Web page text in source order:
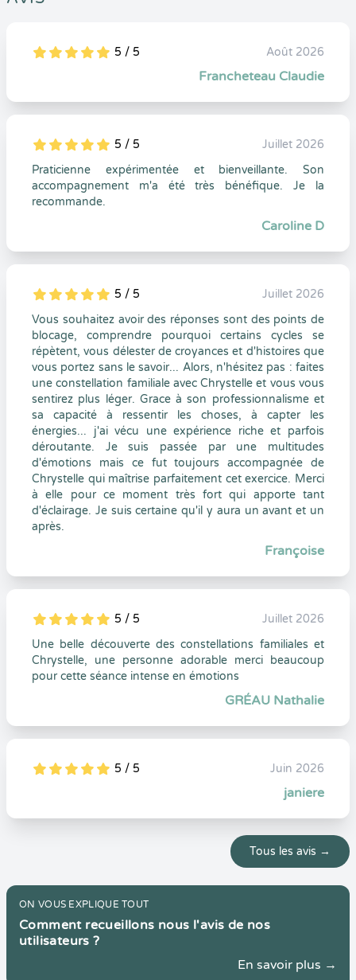
5
1
5
0 5 / 5 Août 2026
Francheteau Claudie
5
1
5
0 5 / 5
Juillet 2026
Praticienne expérimentée et bienveillante. Son
accompagnement m'a été très bénéfique. Je la
recommande.
Caroline D
5
1
5
0 5 / 5
Juillet 2026
Vous souhaitez avoir des réponses sont des points de
blocage, comprendre pourquoi certains cycles se
répètent, vous délester de croyances et d'histoires que
vous portez sans le savoir... Alors, n'hésitez pas : faites
une constellation familiale avec Chrystelle et vous vous
sentirez plus léger. Grace à son professionnalisme et
sa capacité à ressentir les choses, à capter les
énergies... j'ai vécu une expérience riche et parfois
déroutante. Je suis passée par une multitudes
d'émotions mais ce fut toujours accompagnée de
Chrystelle qui maîtrise parfaitement cet exercice. Merci
à elle pour ce moment très fort qui apporte tant
d'éclairage. Je suis certaine qu'il y aura un avant et un
après.
Françoise
5
1
5
0 5 / 5
Juillet 2026
Une belle découverte des constellations familiales et
Chrystelle, une personne adorable merci beaucoup
pour cette séance intense en émotions
GRÉAU Nathalie
5
1
5
0 5 / 5 Juin 2026
janiere
Tous les avis →
ON VOUS EXPLIQUE TOUT
Comment recueillons nous l'avis de nos
utilisateurs ?
En savoir plus →